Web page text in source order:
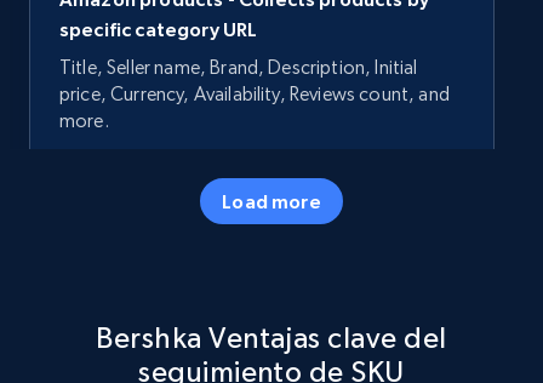
specific category URL
Title, Seller name, Brand, Description, Initial
price, Currency, Availability, Reviews count, and
more.
5.7K+ Comenzar ahora
specific keywords
Title, Seller name, Brand, Description, Initial
Load more
Bershka Ventajas clave del
seguimiento de SKU